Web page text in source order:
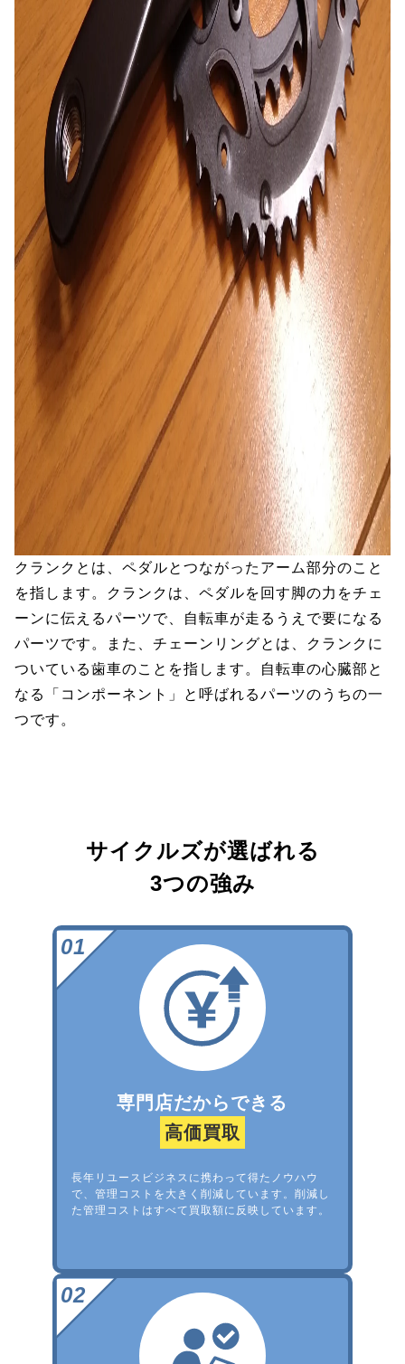
クランクとは、ペダルとつながったアーム部分のこと
を指します。クランクは、ペダルを回す脚の力をチェ
ーンに伝えるパーツで、自転車が走るうえで要になる
パーツです。また、チェーンリングとは、クランクに
ついている歯車のことを指します。自転車の心臓部と
なる「コンポーネント」と呼ばれるパーツのうちの一
つです。
サイクルズが選ばれる
3つの強み
専門店だからできる
高価買取
長年リユースビジネスに携わって得たノウハウ
で、管理コストを大きく削減しています。削減し
た管理コストはすべて買取額に反映しています。